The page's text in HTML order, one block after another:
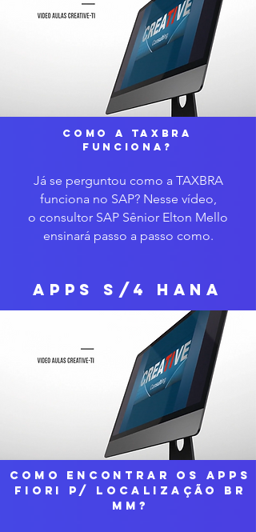
COMO A TAXBRA
FUNCIONA?
Já se perguntou como a TAXBRA
funciona no SAP? Nesse vídeo,
o consultor SAP Sênior Elton Mello
ensinará passo a passo como.
APPS S/4 HANA
COMO ENCONTRAR OS APPS
FIORI P/ LOCALIZAÇÃO BR
MM?